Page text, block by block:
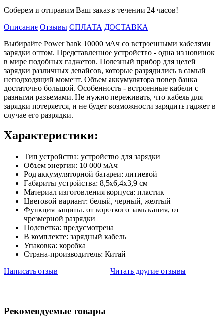
Соберем и отправим Ваш заказ в течении 24 часов!
Описание Отзывы ОПЛАТА ДОСТАВКА
Выбирайте Power bank 10000 мАч со встроенными кабелями
зарядки оптом. Представленное устройство - одна из новинок
в мире подобных гаджетов. Полезный прибор для целей
зарядки различных девайсов, которые разрядились в самый
неподходящий момент. Объем аккумулятора повер банка
достаточно большой. Особенность - встроенные кабели с
разными разъемами. Не нужно переживать, что кабель для
зарядки потеряется, и не будет возможности зарядить гаджет в
случае его разрядки.
Характеристики:
Тип устройства: устройство для зарядки
Объем энергии: 10 000 мАч
Род аккумуляторной батареи: литиевой
Габариты устройства: 8,5х6,4х3,9 см
Материал изготовления корпуса: пластик
Цветовой вариант: белый, черный, желтый
Функция защиты: от короткого замыкания, от
чрезмерной разрядки
Подсветка: предусмотрена
В комплекте: зарядный кабель
Упаковка: коробка
Страна-производитель: Китай
Написать отзыв
Читать другие отзывы
Рекомендуемые товары